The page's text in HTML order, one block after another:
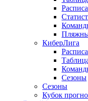
КиберЛига
Сезоны
Сезоны
Кубок